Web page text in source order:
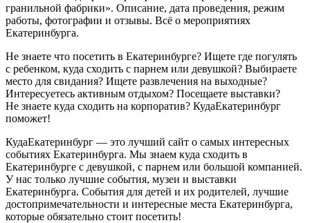
гранильной фабрики». Описание, дата проведения, режим
работы, фотографии и отзывы. Всё о мероприятиях
Екатеринбурга.
Не знаете что посетить в Екатеринбурге? Ищете где погулять
с ребенком, куда сходить с парнем или девушкой? Выбираете
место для свидания? Ищете развлечения на выходные?
Интересуетесь активным отдыхом? Посещаете выставки?
Не знаете куда сходить на корпоратив? КудаЕкатеринбург
поможет!
КудаЕкатеринбург — это лучший сайт о самых интересных
событиях Екатеринбурга. Мы знаем куда сходить в
Екатеринбурге с девушкой, с парнем или большой компанией.
У нас только лучшие события, музеи и выставки
Екатеринбурга. События для детей и их родителей, лучшие
достопримечательности и интересные места Екатеринбурга,
которые обязательно стоит посетить!